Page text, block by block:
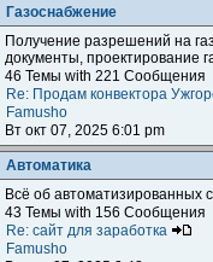
Газоснабжение
Получение разрешений на
документы, проектирование
46 Темы with 221 Сообщения
Re: Продам конвектора
Famusho
Вт окт 07, 2025 6:01 pm
Автоматика
Всё об автоматизированных
43 Темы with 156 Сообщения
Re: сайт для заработка
Famusho